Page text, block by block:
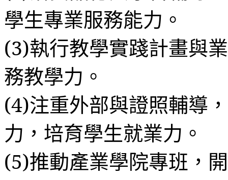
學生專業服務能力。
(3)執行教學實踐計畫與
務教學力。
(4)注重外部與證照輔導
力，培育學生就業力。
(5)推動產業學院專班，